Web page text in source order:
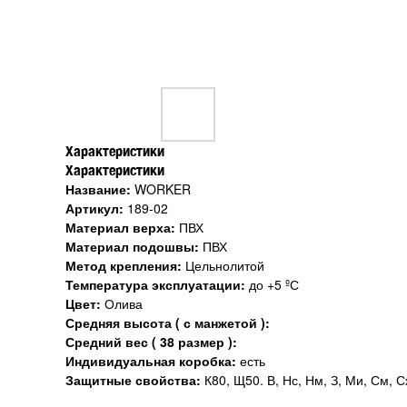
Характеристики
Характеристики
Название: WORKER
Артикул: 189-02
Материал верха: ПВХ
Материал подошвы: ПВХ
Метод крепления: Цельнолитой
Температура эксплуатации: до +5 ºС
Цвет: Олива
Средняя высота ( с манжетой ):
Средний вес ( 38 размер ):
Индивидуальная коробка: есть
Защитные свойства: К80, Щ50. В, Нс, Нм, З, Ми, См,